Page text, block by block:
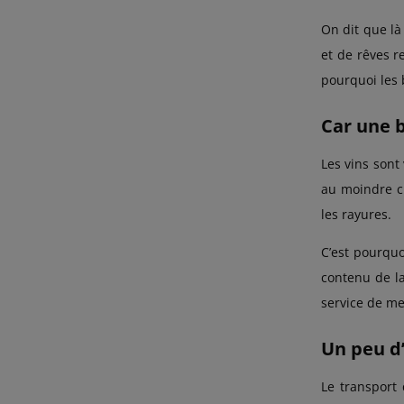
On dit que là
et de rêves
pourquoi les
Car une
Les vins
au moindre
les rayures.
C’est
contenu de
service de
Un peu
Le transport